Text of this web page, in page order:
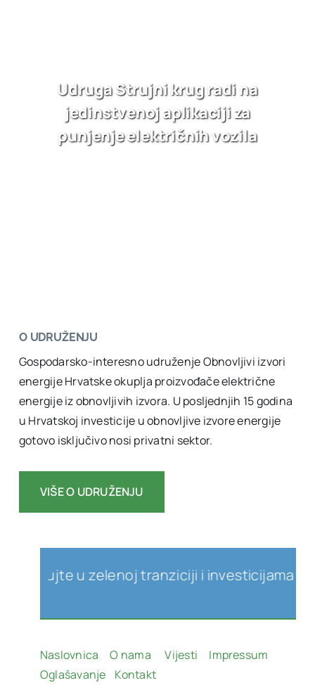
Udruga Strujni krug radi na
jedinstvenoj aplikaciji za
punjenje električnih vozila
O UDRUŽENJU
Gospodarsko-interesno udruženje Obnovljivi izvori
energije Hrvatske okuplja proizvođače električne
energije iz obnovljivih izvora. U posljednjih 15 godina
u Hrvatskoj investicije u obnovljive izvore energije
gotovo isključivo nosi privatni sektor.
VIŠE O UDRUŽENJU
u zelenoj tranziciji i investicijama u
Naslovnica O nama Vijesti
Impressum
Oglašavanje
Kontakt